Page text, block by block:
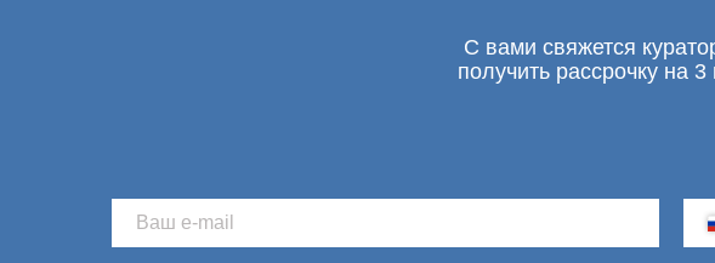
С вами свяжется
получить рассрочку на